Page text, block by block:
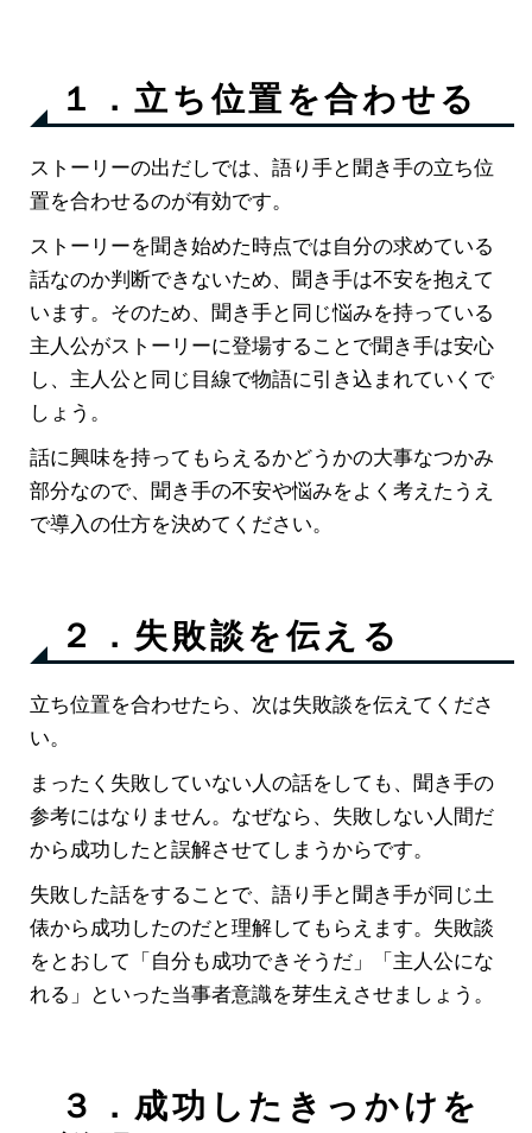
１．立ち位置を合わせる
ストーリーの出だしでは、語り手と聞き手の立ち位
置を合わせるのが有効です。
ストーリーを聞き始めた時点では自分の求めている
話なのか判断できないため、聞き手は不安を抱えて
います。 そのため、聞き手と同じ悩みを持っている
主人公がストーリーに登場することで聞き手は安心
し、主人公と同じ目線で物語に引き込まれていくで
しょう。
話に興味を持ってもらえるかどうかの大事なつかみ
部分なので、聞き手の不安や悩みをよく考えたうえ
で導入の仕方を決めてください。
２．失敗談を伝える
立ち位置を合わせたら、次は失敗談を伝えてくださ
い。
まったく失敗していない人の話をしても、聞き手の
参考にはなりません。なぜなら、失敗しない人間だ
から成功したと誤解させてしまうからです。
失敗した話をすることで、語り手と聞き手が同じ土
俵から成功したのだと理解してもらえます。失敗談
をとおして「自分も成功できそうだ」「主人公にな
れる」といった当事者意識を芽生えさせましょう。
３．成功したきっかけを